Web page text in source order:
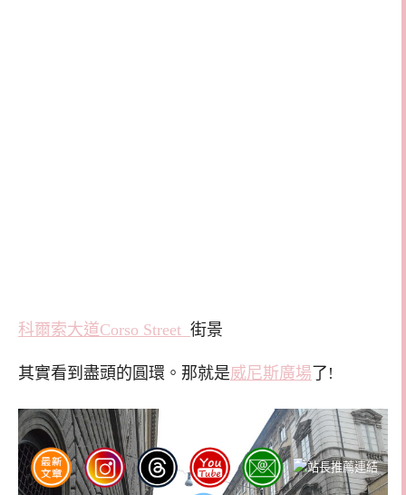
科爾索大道Corso Street 街景
其實看到盡頭的圓環。那就是威尼斯廣場 了!